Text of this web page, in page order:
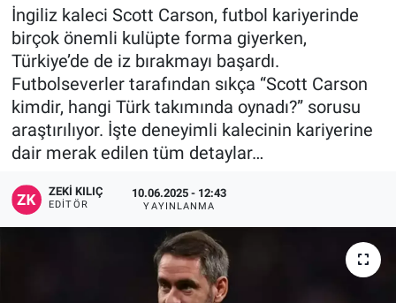
İngiliz kaleci Scott Carson, futbol kariyerinde
birçok önemli kulüpte forma giyerken,
Türkiye’de de iz bırakmayı başardı.
Futbolseverler tarafından sıkça “Scott Carson
kimdir, hangi Türk takımında oynadı?” sorusu
araştırılıyor. İşte deneyimli kalecinin kariyerine
dair merak edilen tüm detaylar…
ZEKI KILIÇ
EDITÖR
10.06.2025 - 12:43
YAYINLANMA